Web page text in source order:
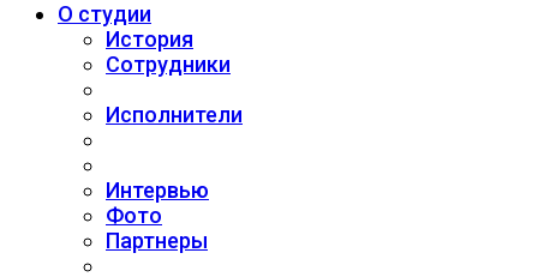
О студии
История
Сотрудники
Исполнители
Интервью
Фото
Партнеры